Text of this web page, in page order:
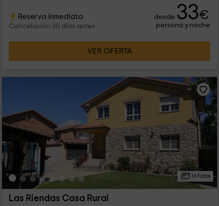
Reserva inmediata
Cancelación 30 días antes
desde 33€
persona y noche
VER OFERTA
16 Fotos
Las Riendas Casa Rural